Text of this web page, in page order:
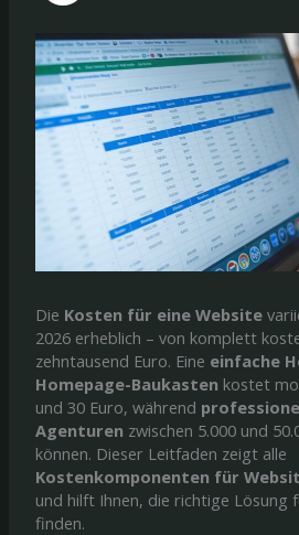
Die Kosten für eine Website
2026 erheblich – von komplett
zehntausend Euro. Eine einfache
Homepage-Baukasten kostet
und 30 Euro, während
Agenturen zwischen 5.000 und
können. Dieser Leitfaden zeigt alle
Kostenkomponenten für
und hilft Ihnen, die richtige Lösung
finden.